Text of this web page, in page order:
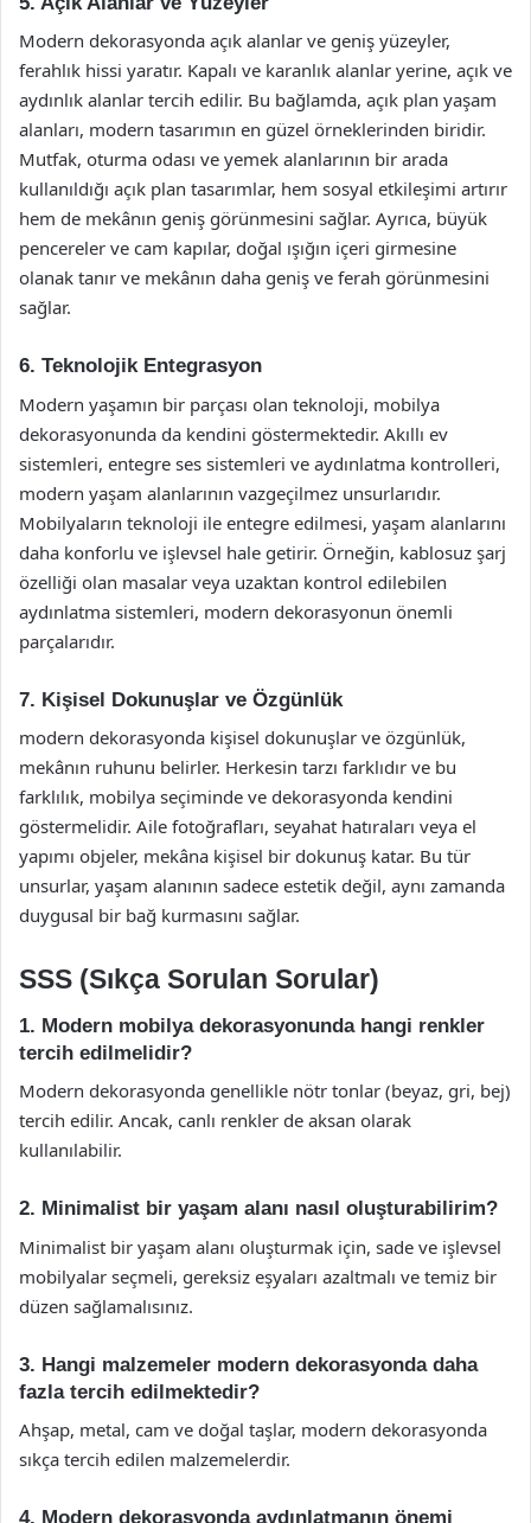
Modern dekorasyonda açık alanlar ve geniş yüzeyler,
ferahlık hissi yaratır. Kapalı ve karanlık alanlar yerine, açık ve
aydınlık alanlar tercih edilir. Bu bağlamda, açık plan yaşam
alanları, modern tasarımın en güzel örneklerinden biridir.
Mutfak, oturma odası ve yemek alanlarının bir arada
kullanıldığı açık plan tasarımlar, hem sosyal etkileşimi artırır
hem de mekânın geniş görünmesini sağlar. Ayrıca, büyük
pencereler ve cam kapılar, doğal ışığın içeri girmesine
olanak tanır ve mekânın daha geniş ve ferah görünmesini
sağlar.
6. Teknolojik Entegrasyon
Modern yaşamın bir parçası olan teknoloji, mobilya
dekorasyonunda da kendini göstermektedir. Akıllı ev
sistemleri, entegre ses sistemleri ve aydınlatma kontrolleri,
modern yaşam alanlarının vazgeçilmez unsurlarıdır.
Mobilyaların teknoloji ile entegre edilmesi, yaşam alanlarını
daha konforlu ve işlevsel hale getirir. Örneğin, kablosuz şarj
özelliği olan masalar veya uzaktan kontrol edilebilen
aydınlatma sistemleri, modern dekorasyonun önemli
parçalarıdır.
7. Kişisel Dokunuşlar ve Özgünlük
modern dekorasyonda kişisel dokunuşlar ve özgünlük,
mekânın ruhunu belirler. Herkesin tarzı farklıdır ve bu
farklılık, mobilya seçiminde ve dekorasyonda kendini
göstermelidir. Aile fotoğrafları, seyahat hatıraları veya el
yapımı objeler, mekâna kişisel bir dokunuş katar. Bu tür
unsurlar, yaşam alanının sadece estetik değil, aynı zamanda
duygusal bir bağ kurmasını sağlar.
SSS (Sıkça Sorulan Sorular)
1. Modern mobilya dekorasyonunda hangi renkler
tercih edilmelidir?
Modern dekorasyonda genellikle nötr tonlar (beyaz, gri, bej)
tercih edilir. Ancak, canlı renkler de aksan olarak
kullanılabilir.
2. Minimalist bir yaşam alanı nasıl oluşturabilirim?
Minimalist bir yaşam alanı oluşturmak için, sade ve işlevsel
mobilyalar seçmeli, gereksiz eşyaları azaltmalı ve temiz bir
düzen sağlamalısınız.
3. Hangi malzemeler modern dekorasyonda daha
fazla tercih edilmektedir?
Ahşap, metal, cam ve doğal taşlar, modern dekorasyonda
sıkça tercih edilen malzemelerdir.
4. Modern dekorasyonda aydınlatmanın önemi